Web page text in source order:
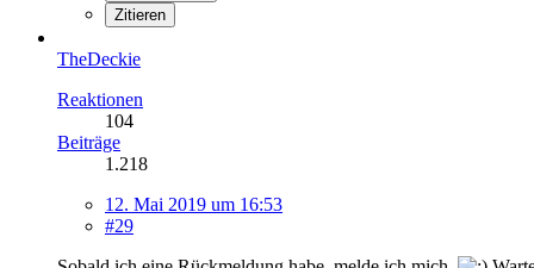
Zitieren
TheDeckie
Reaktionen
104
Beiträge
1.218
12. Mai 2019 um 16:53
#29